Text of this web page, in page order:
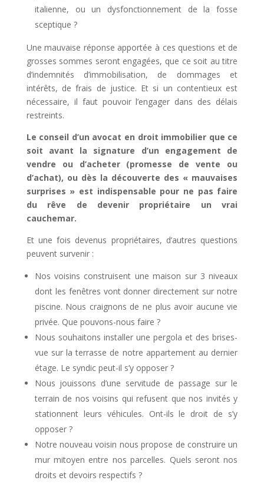
italienne, ou un dysfonctionnement de la fosse
sceptique ?
Une mauvaise réponse apportée à ces questions et de
grosses sommes seront engagées, que ce soit au titre
d’indemnités d’immobilisation, de dommages et
intérêts, de frais de justice. Et si un contentieux est
nécessaire, il faut pouvoir l’engager dans des délais
restreints.
Le conseil d’un avocat en droit immobilier que ce
soit avant la signature d’un engagement de
vendre ou d’acheter (promesse de vente ou
d’achat), ou dès la découverte des « mauvaises
surprises » est indispensable pour ne pas faire
du rêve de devenir propriétaire un vrai
cauchemar.
Et une fois devenus propriétaires, d’autres questions
peuvent survenir :
Nos voisins construisent une maison sur 3 niveaux
dont les fenêtres vont donner directement sur notre
piscine. Nous craignons de ne plus avoir aucune vie
privée. Que pouvons-nous faire ?
Nous souhaitons installer une pergola et des brises-
vue sur la terrasse de notre appartement au dernier
étage. Le syndic peut-il s’y opposer ?
Nous jouissons d’une servitude de passage sur le
terrain de nos voisins qui refusent que nos invités y
stationnent leurs véhicules. Ont-ils le droit de s’y
opposer ?
Notre nouveau voisin nous propose de construire un
mur mitoyen entre nos parcelles. Quels seront nos
droits et devoirs respectifs ?